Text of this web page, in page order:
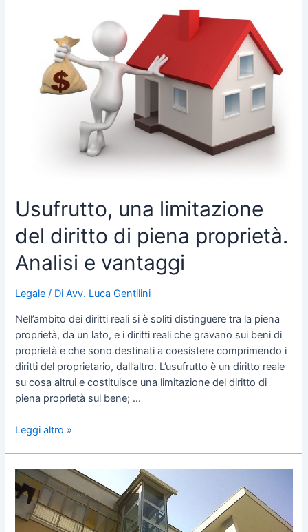
Usufrutto, una limitazione
del diritto di piena proprietà.
Analisi e vantaggi
Legale / DiAvv. Luca Gentilini
Nell’ambito dei diritti reali si è soliti distinguere tra la piena
proprietà, da un lato, e i diritti reali che gravano sui beni di
proprietà e che sono destinati a coesistere comprimendo i
diritti del proprietario, dall’altro. L’usufrutto è un diritto reale
su cosa altrui e costituisce una limitazione del diritto di
piena proprietà sul bene; …
piena
Leggi altro »
Installazione
di
nuovo